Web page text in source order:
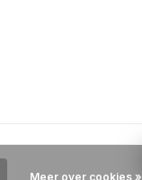
Meer over cookies »